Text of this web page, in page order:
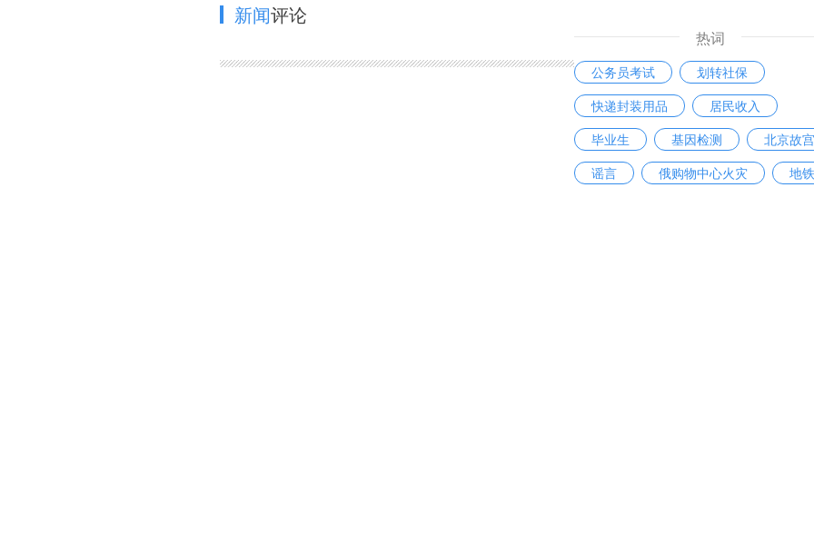
新闻评论
热词
公务员考试
划转社保
快递封装用品
居民收入
毕业生
基因检测
北京故宫
谣言
俄购物中心火灾 地铁